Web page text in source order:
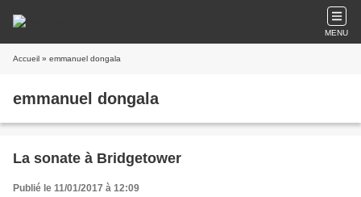
MENU
Accueil » emmanuel dongala
emmanuel dongala
La sonate à Bridgetower
Publié le 11/01/2017 à 12:09